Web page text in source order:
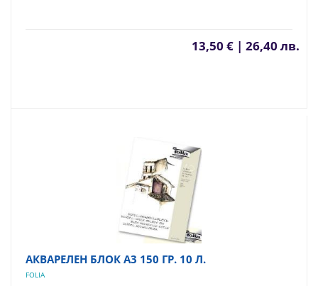
13,50 € | 26,40 лв.
АКВАРЕЛЕН БЛОК А3 150 ГР. 10 Л.
FOLIA